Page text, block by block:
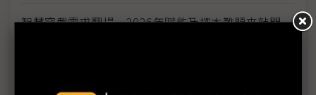
智慧穿戴需求翻揚 2026年賦能及控本難題來敲門
台系功率半導體2026雙引擎成長 HVDC新主流、安